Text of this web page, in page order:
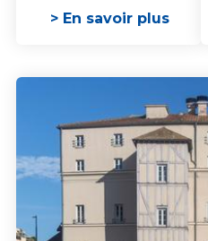
> En savoir plus